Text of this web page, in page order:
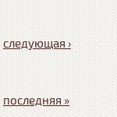
следующая ›
последняя »